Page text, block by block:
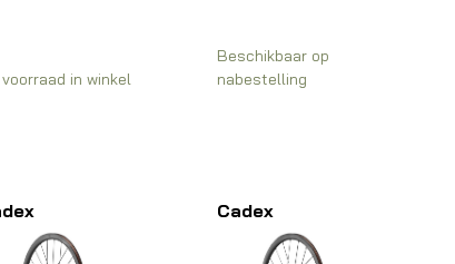
voorraad in winkel
Beschikbaar op
nabestelling
Cadex